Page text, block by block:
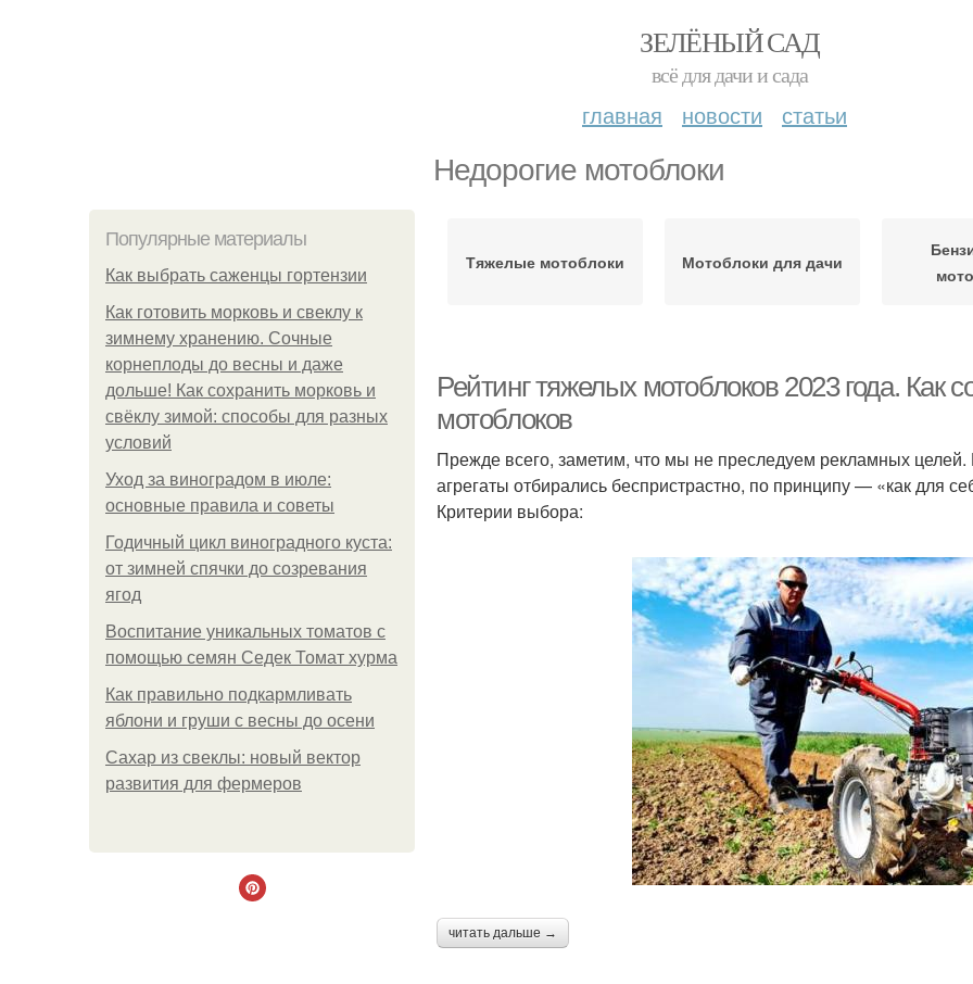
ЗЕЛЁНЫЙ САД
всё для дачи и сада
главная новости статьи
Недорогие мотоблоки
Популярные материалы
Как выбрать саженцы гортензии
Как готовить морковь и свеклу к
зимнему хранению. Сочные
корнеплоды до весны и даже
дольше! Как сохранить морковь и
свёклу зимой: способы для разных
условий
Уход за виноградом в июле:
основные правила и советы
Годичный цикл виноградного куста:
от зимней спячки до созревания
ягод
Воспитание уникальных томатов с
помощью семян Седек Томат хурма
Как правильно подкармливать
яблони и груши с весны до осени
Сахар из свеклы: новый вектор
развития для фермеров
Тяжелые мотоблоки Мотоблоки для дачи
Рейтинг тяжелых мотоблоков 2023 года. Как
мотоблоков
Прежде всего, заметим, что мы не преследуем рекламных
агрегаты отбирались беспристрастно, по принципу — «как для
Критерии выбора:
читать дальше →